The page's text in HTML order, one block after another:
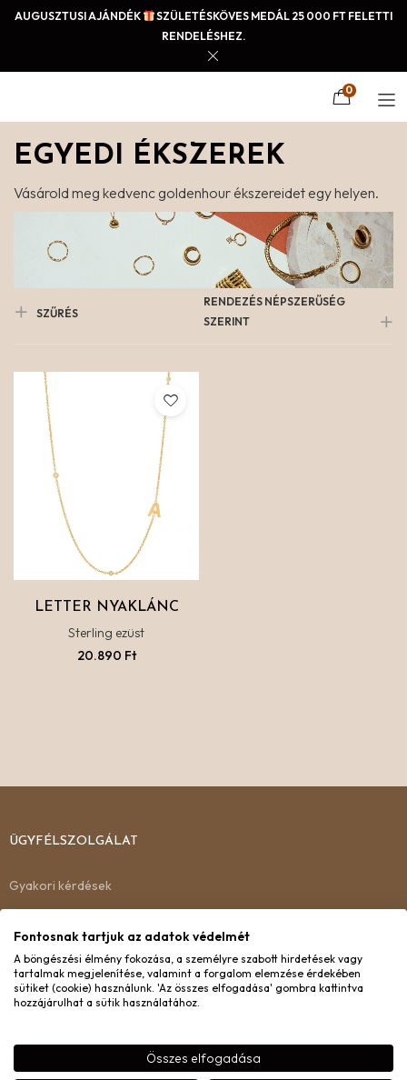
AUGUSZTUSI AJÁNDÉK
SZÜLETÉSKÖVES MEDÁL 25 000 FT FELETTI
RENDELÉSHEZ.
0
EGYEDI ÉKSZEREK
Vásárold meg kedvenc goldenhour ékszereidet egy helyen.
SZŰRÉS
RENDEZÉS NÉPSZERŰSÉG
SZERINT
LETTER NYAKLÁNC
Sterling ezüst
20.890 Ft
ÜGYFÉLSZOLGÁLAT
Gyakori kérdések
Garancia
Csere és visszaküldés
Kapcsolat
Fontosnak tartjuk az adatok védelmét
A böngészési élmény fokozása, a személyre szabott hirdetések vagy
tartalmak megjelenítése, valamint a forgalom elemzése érdekében
sütiket (cookie) használunk. 'Az összes elfogadása' gombra kattintva
hozzájárulhat a sütik használatához.
Összes elfogadása